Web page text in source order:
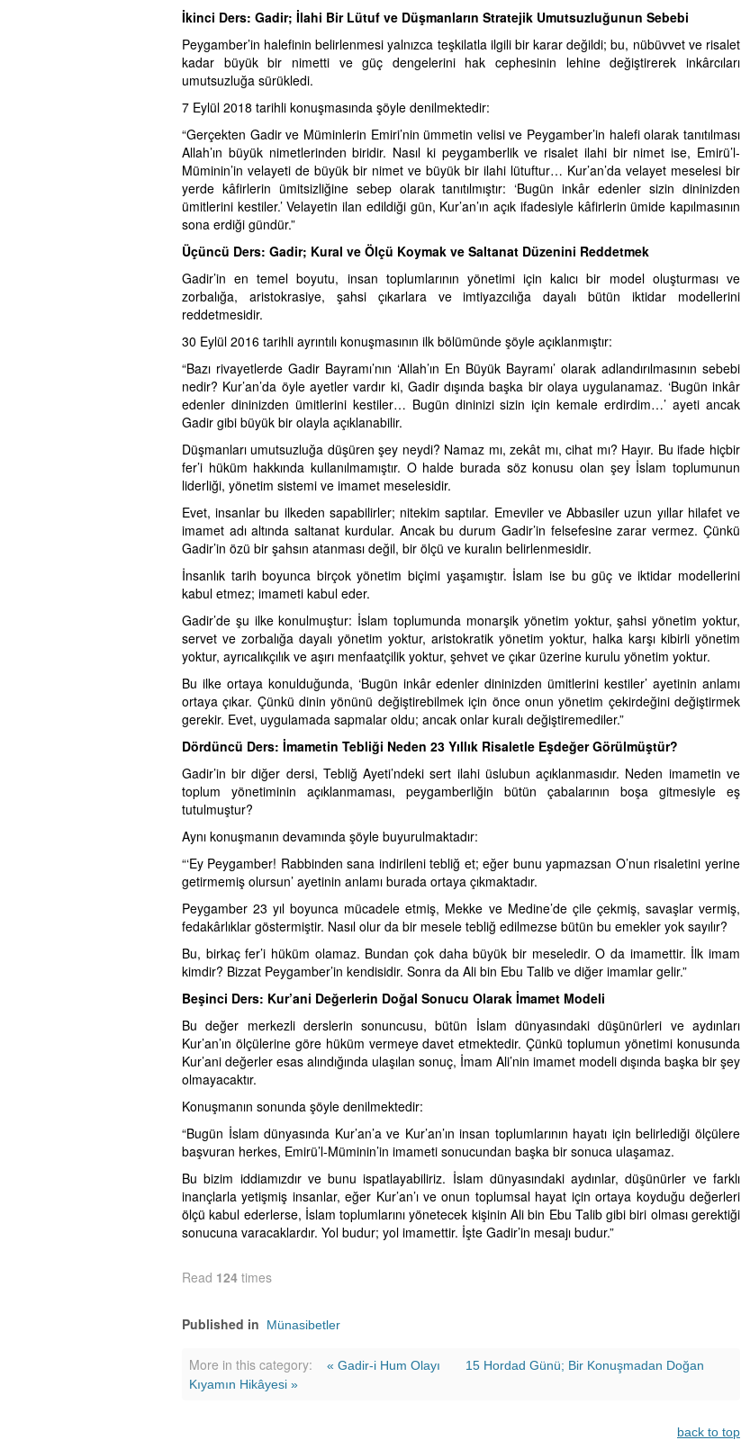
İkinci Ders: Gadir; İlahi Bir Lütuf ve Düşmanların Stratejik Umutsuzluğunun Sebebi
Peygamber’in halefinin belirlenmesi yalnızca teşkilatla ilgili bir karar değildi; bu, nübüvvet ve risalet
kadar büyük bir nimetti ve güç dengelerini hak cephesinin lehine değiştirerek inkârcıları
umutsuzluğa sürükledi.
7 Eylül 2018 tarihli konuşmasında şöyle denilmektedir:
“Gerçekten Gadir ve Müminlerin Emiri’nin ümmetin velisi ve Peygamber’in halefi olarak tanıtılması
Allah’ın büyük nimetlerinden biridir. Nasıl ki peygamberlik ve risalet ilahi bir nimet ise, Emirü’l-
Müminin’in velayeti de büyük bir nimet ve büyük bir ilahi lütuftur… Kur’an’da velayet meselesi bir
yerde kâfirlerin ümitsizliğine sebep olarak tanıtılmıştır: ‘Bugün inkâr edenler sizin dininizden
ümitlerini kestiler.’ Velayetin ilan edildiği gün, Kur’an’ın açık ifadesiyle kâfirlerin ümide kapılmasının
sona erdiği gündür.”
Üçüncü Ders: Gadir; Kural ve Ölçü Koymak ve Saltanat Düzenini Reddetmek
Gadir’in en temel boyutu, insan toplumlarının yönetimi için kalıcı bir model oluşturması ve
zorbalığa, aristokrasiye, şahsi çıkarlara ve imtiyazcılığa dayalı bütün iktidar modellerini
reddetmesidir.
30 Eylül 2016 tarihli ayrıntılı konuşmasının ilk bölümünde şöyle açıklanmıştır:
“Bazı rivayetlerde Gadir Bayramı’nın ‘Allah’ın En Büyük Bayramı’ olarak adlandırılmasının sebebi
nedir? Kur’an’da öyle ayetler vardır ki, Gadir dışında başka bir olaya uygulanamaz. ‘Bugün inkâr
edenler dininizden ümitlerini kestiler… Bugün dininizi sizin için kemale erdirdim…’ ayeti ancak
Gadir gibi büyük bir olayla açıklanabilir.
Düşmanları umutsuzluğa düşüren şey neydi? Namaz mı, zekât mı, cihat mı? Hayır. Bu ifade hiçbir
fer’i hüküm hakkında kullanılmamıştır. O halde burada söz konusu olan şey İslam toplumunun
liderliği, yönetim sistemi ve imamet meselesidir.
Evet, insanlar bu ilkeden sapabilirler; nitekim saptılar. Emeviler ve Abbasiler uzun yıllar hilafet ve
imamet adı altında saltanat kurdular. Ancak bu durum Gadir’in felsefesine zarar vermez. Çünkü
Gadir’in özü bir şahsın atanması değil, bir ölçü ve kuralın belirlenmesidir.
İnsanlık tarih boyunca birçok yönetim biçimi yaşamıştır. İslam ise bu güç ve iktidar modellerini
kabul etmez; imameti kabul eder.
Gadir’de şu ilke konulmuştur: İslam toplumunda monarşik yönetim yoktur, şahsi yönetim yoktur,
servet ve zorbalığa dayalı yönetim yoktur, aristokratik yönetim yoktur, halka karşı kibirli yönetim
yoktur, ayrıcalıkçılık ve aşırı menfaatçilik yoktur, şehvet ve çıkar üzerine kurulu yönetim yoktur.
Bu ilke ortaya konulduğunda, ‘Bugün inkâr edenler dininizden ümitlerini kestiler’ ayetinin anlamı
ortaya çıkar. Çünkü dinin yönünü değiştirebilmek için önce onun yönetim çekirdeğini değiştirmek
gerekir. Evet, uygulamada sapmalar oldu; ancak onlar kuralı değiştiremediler.”
Dördüncü Ders: İmametin Tebliği Neden 23 Yıllık Risaletle Eşdeğer Görülmüştür?
Gadir’in bir diğer dersi, Tebliğ Ayeti’ndeki sert ilahi üslubun açıklanmasıdır. Neden imametin ve
toplum yönetiminin açıklanmaması, peygamberliğin bütün çabalarının boşa gitmesiyle eş
tutulmuştur?
Aynı konuşmanın devamında şöyle buyurulmaktadır:
“‘Ey Peygamber! Rabbinden sana indirileni tebliğ et; eğer bunu yapmazsan O’nun risaletini yerine
getirmemiş olursun’ ayetinin anlamı burada ortaya çıkmaktadır.
Peygamber 23 yıl boyunca mücadele etmiş, Mekke ve Medine’de çile çekmiş, savaşlar vermiş,
fedakârlıklar göstermiştir. Nasıl olur da bir mesele tebliğ edilmezse bütün bu emekler yok sayılır?
Bu, birkaç fer’i hüküm olamaz. Bundan çok daha büyük bir meseledir. O da imamettir. İlk imam
kimdir? Bizzat Peygamber’in kendisidir. Sonra da Ali bin Ebu Talib ve diğer imamlar gelir.”
Beşinci Ders: Kur’ani Değerlerin Doğal Sonucu Olarak İmamet Modeli
Bu değer merkezli derslerin sonuncusu, bütün İslam dünyasındaki düşünürleri ve aydınları
Kur’an’ın ölçülerine göre hüküm vermeye davet etmektedir. Çünkü toplumun yönetimi konusunda
Kur’ani değerler esas alındığında ulaşılan sonuç, İmam Ali’nin imamet modeli dışında başka bir şey
olmayacaktır.
Konuşmanın sonunda şöyle denilmektedir:
“Bugün İslam dünyasında Kur’an’a ve Kur’an’ın insan toplumlarının hayatı için belirlediği ölçülere
başvuran herkes, Emirü’l-Müminin’in imameti sonucundan başka bir sonuca ulaşamaz.
Bu bizim iddiamızdır ve bunu ispatlayabiliriz. İslam dünyasındaki aydınlar, düşünürler ve farklı
inançlarla yetişmiş insanlar, eğer Kur’an’ı ve onun toplumsal hayat için ortaya koyduğu değerleri
ölçü kabul ederlerse, İslam toplumlarını yönetecek kişinin Ali bin Ebu Talib gibi biri olması gerektiği
sonucuna varacaklardır. Yol budur; yol imamettir. İşte Gadir’in mesajı budur.”
Read 124 times
Published in Münasibetler
More in this category: « Gadir-i Hum Olayı
15 Hordad Günü; Bir Konuşmadan Doğan
Kıyamın Hikâyesi »
back to top